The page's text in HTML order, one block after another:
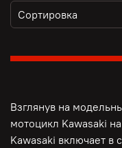
Взглянув на
мотоцикл Kawasaki
Kawasaki включает в